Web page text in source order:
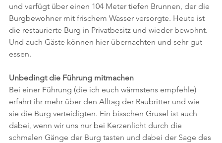
und verfügt über einen 104 Meter tiefen Brunnen, der die
Burgbewohner mit frischem Wasser versorgte. Heute ist
die restaurierte Burg in Privatbesitz und wieder bewohnt.
Und auch Gäste können hier übernachten und sehr gut
essen.
Unbedingt die Führung mitmachen
Bei einer Führung (die ich euch wärmstens empfehle)
erfahrt ihr mehr über den Alltag der Raubritter und wie
sie die Burg verteidigten. Ein bisschen Grusel ist auch
dabei, wenn wir uns nur bei Kerzenlicht durch die
schmalen Gänge der Burg tasten und dabei der Sage des